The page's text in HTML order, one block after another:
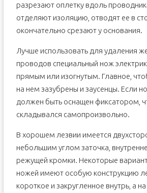
разрезают оплетку вдоль
отделяют изоляцию, отводят ее в
окончательно срезают у основания.
Лучше использовать для удаления
проводов специальный нож
прямым или изогнутым. Главное,
на нем зазубрены и заусенцы. Если
должен быть оснащен фиксатором,
складывался самопроизвольно.
В хорошем лезвии имеется
небольшим углом заточка,
режущей кромки. Некоторые
ножей имеют особую конструкцию
короткое и закругленное внутрь, а